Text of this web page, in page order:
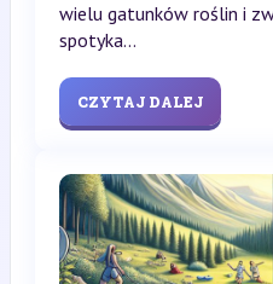
wielu gatunków roślin i
spotyka...
CZYTAJ DALEJ